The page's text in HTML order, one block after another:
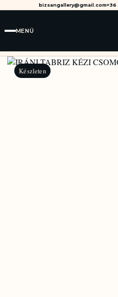
bizsangallery@gmail.com+36
MENÜ
Készleten